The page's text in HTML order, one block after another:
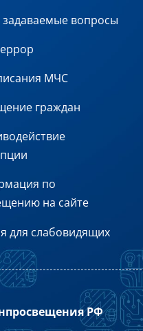
задаваемые вопросы
МЧС
граждан
по
на сайте
для слабовидящих
РФ